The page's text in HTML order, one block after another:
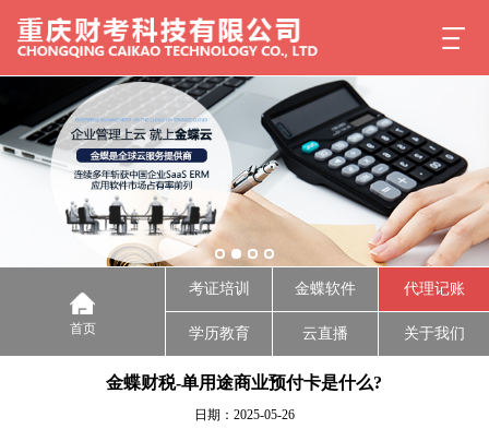
首页
考证培训 金蝶软件 代理记账
学历教育 云直播 关于我们
金蝶财税-单用途商业预付卡是什么?
日期：2025-05-26